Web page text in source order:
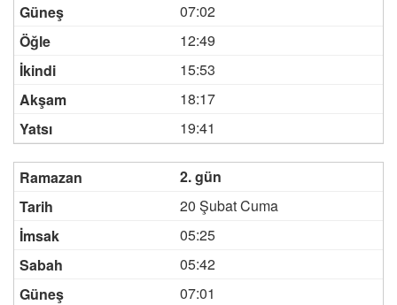
07:02
12:49
15:53
18:17
19:41
2. gün
20 Şubat Cuma
05:25
05:42
07:01